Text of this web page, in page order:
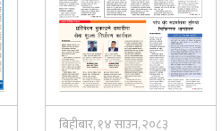
बिहीबार, १४ साउन, २०८३